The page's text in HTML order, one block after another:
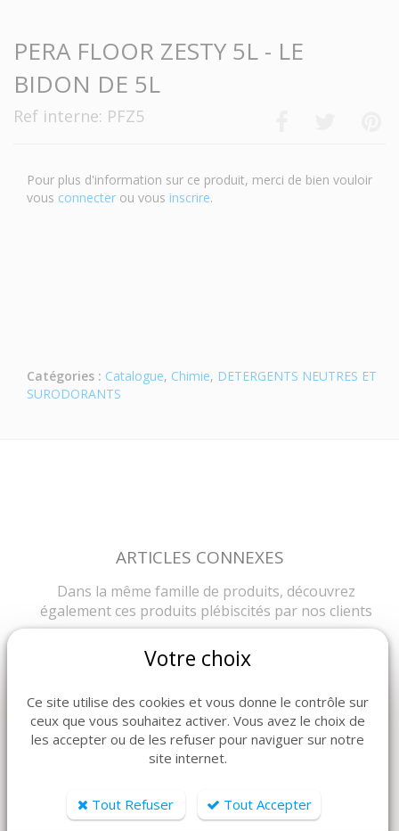
PERA FLOOR ZESTY 5L - LE
BIDON DE 5L
Ref interne: PFZ5
Pour plus d'information sur ce produit, merci de bien vouloir
vous connecter ou vous inscrire.
Catégories : Catalogue, Chimie, DETERGENTS NEUTRES ET
SURODORANTS
ARTICLES CONNEXES
Dans la même famille de produits, découvrez
également ces produits plébiscités par nos clients
Votre choix
Ce site utilise des cookies et vous donne le contrôle sur
ceux que vous souhaitez activer. Vous avez le choix de
les accepter ou de les refuser pour naviguer sur notre
site internet.
Tout Refuser Tout Accepter